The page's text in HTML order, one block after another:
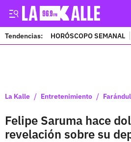
Tendencias: HORÓSCOPO SEMANAL
La Kalle / Entretenimiento /
Felipe Saruma hace
revelación sobre su